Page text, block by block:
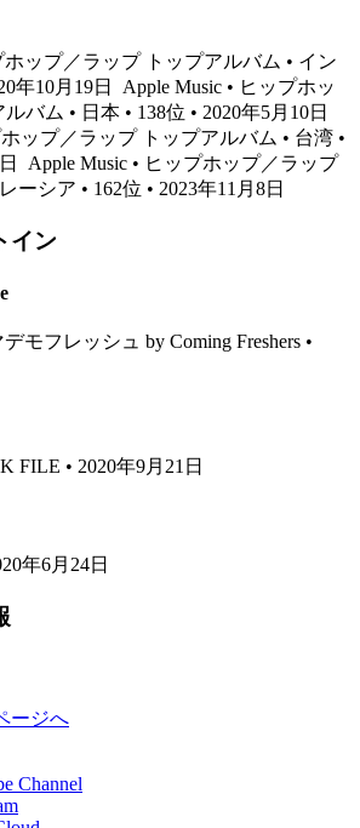
ホップ／ラップ トップアルバム • イン
年10月19日
Apple Music • ヒップホッ
バム • 日本 • 138位 • 2020年5月10日
ップ／ラップ トップアルバム • 台湾 •
Apple Music • ヒップホップ／ラップ
ーシア • 162位 • 2023年11月8日
イン
モフレッシュ by Coming Freshers •
FILE • 2020年9月21日
年6月24日
ージへ